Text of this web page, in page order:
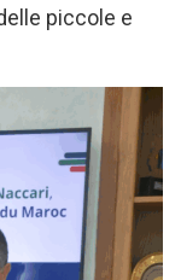
piccole e